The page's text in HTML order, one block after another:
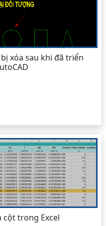
xóa sau khi đã triển
cột trong Excel